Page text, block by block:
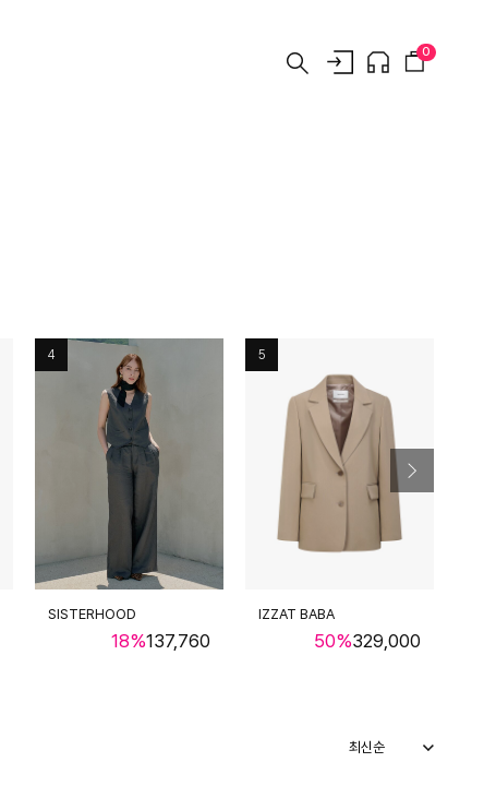
0
4
SISTERHOOD
137,760
18%
5
IZZAT BABA
329,000
50%